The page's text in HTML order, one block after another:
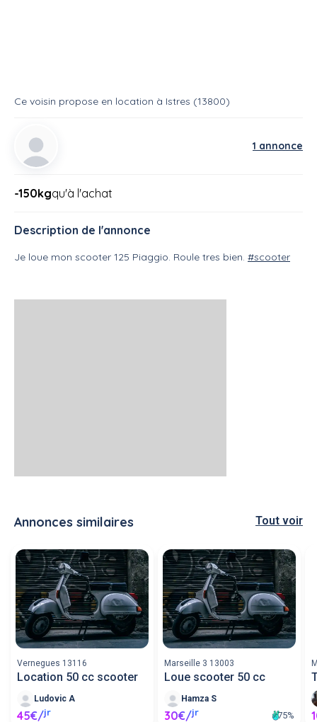
Ce voisin propose en location à Istres (13800)
1 annonce
-150kgqu'à l'achat
Description de l'annonce
Je loue mon scooter 125 Piaggio. Roule tres bien. #scooter
Annonces similaires Tout voir
Vernegues 13116
Location 50 cc scooter
Ludovic A
45€/jr
Marseille 3 13003
Loue scooter 50 cc
Hamza S
30€/jr 75%